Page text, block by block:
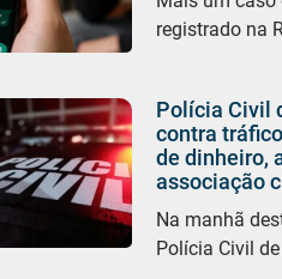
registrado na
Polícia Civil
contra
de dinheiro,
associação
Na manhã
Polícia Civil